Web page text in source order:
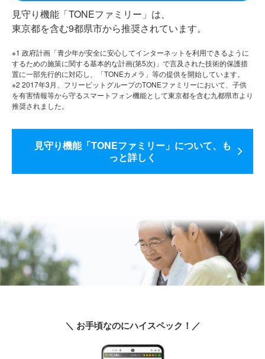
見守り機能「TONEファミリー」は、
東京都を含む9都県市から推奨されています。
※1 政府計画「青少年が安全に安心してインターネットを利用できるように
するための施策に関する基本的な計画(第5次)」で言及された技術的保護措
置に一部先行的に対応し、「TONEカメラ」等の提供を開始しています。
※2 2017年3月、フリービットグループのTONEファミリーにおいて、子供
を有害情報等から守るスマートフォン機能として東京都を含む九都県市より
推奨されました。
見守り機能「TONEファミリー」について、も
っと詳しく
＼ お手頃なのにハイスペック！／